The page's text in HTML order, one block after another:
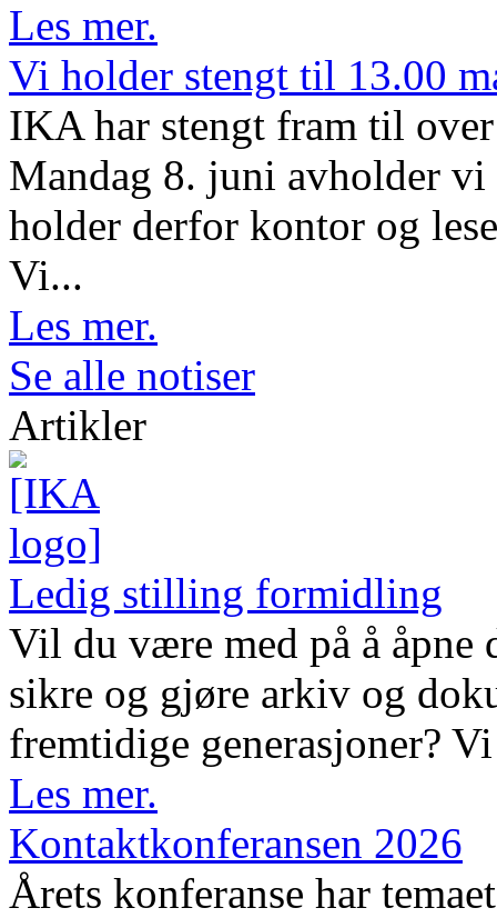
Les mer.
Vi holder stengt til 13.00
IKA har stengt fram til
Mandag 8. juni avholder
holder derfor kontor og
Vi...
Les mer.
Se alle notiser
Artikler
Ledig stilling formidling
Vil du være med på å
sikre og gjøre arkiv og
fremtidige generasjoner?
Les mer.
Kontaktkonferansen 2026
Årets konferanse har